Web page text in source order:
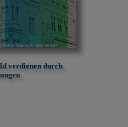
verdienen durch